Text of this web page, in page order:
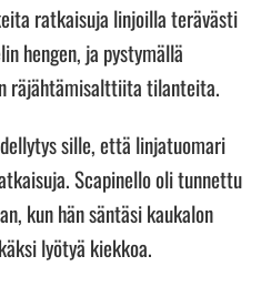
ratkaisuja linjoilla terävästi
hengen, ja pystymällä
räjähtämisalttiita tilanteita.
sille, että linjatuomari
Scapinello oli tunnettu
kun hän säntäsi kaukalon
lyötyä kiekkoa.